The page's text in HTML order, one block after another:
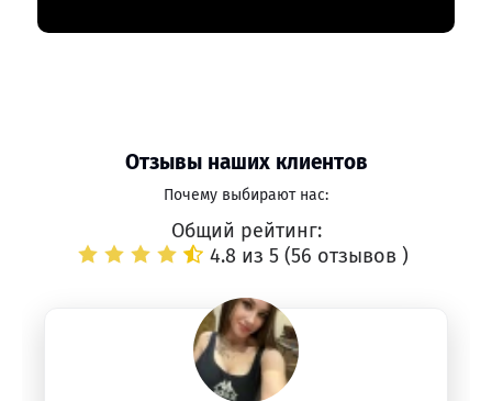
Отзывы наших клиентов
Почему выбирают нас:
Общий рейтинг:
4.8 из 5 (56 отзывов )